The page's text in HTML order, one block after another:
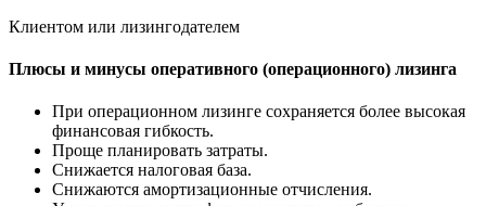
Клиентом или лизингодателем
Плюсы и минусы оперативного (операционного) лизинга
При операционном лизинге сохраняется более высокая
финансовая гибкость.
Проще планировать затраты.
Снижается налоговая база.
Снижаются амортизационные отчисления.